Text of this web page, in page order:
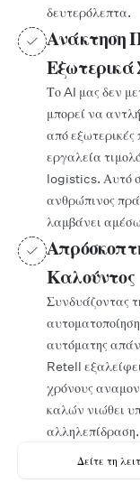
δευτερόλεπτα.
Ανάκτηση
Το AI μας δεν
μπορεί να
από
εργαλεία
logistics. Αυτό
ανθρώπινος
λαμβάνει
Καλούντος
Συνδυάζοντας
αυτόματης
Retell
χρόνους
καλών νιώθει
αλληλεπίδραση.
Δείτε τη